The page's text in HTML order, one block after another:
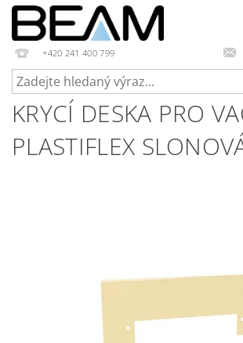
+420 241 400 799
KRYCÍ DESKA PRO
PLASTIFLEX